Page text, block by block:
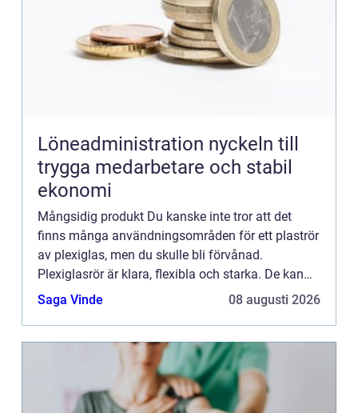
Löneadministration nyckeln till
trygga medarbetare och stabil
ekonomi
Mångsidig produkt Du kanske inte tror att det
finns många användningsområden för ett plaströr
av plexiglas, men du skulle bli förvånad.
Plexiglasrör är klara, flexibla och starka. De kan
användas för en mängd olika ändamål, från
Saga Vinde 08 augusti 2026